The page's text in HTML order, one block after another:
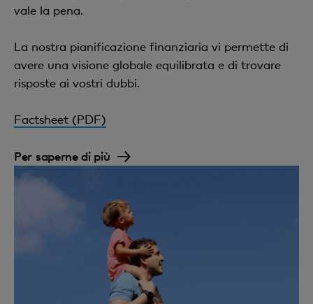
vale la pena.
La nostra pianificazione finanziaria vi permette di
avere una visione globale equilibrata e di trovare
risposte ai vostri dubbi.
Factsheet (PDF)
Per saperne di più